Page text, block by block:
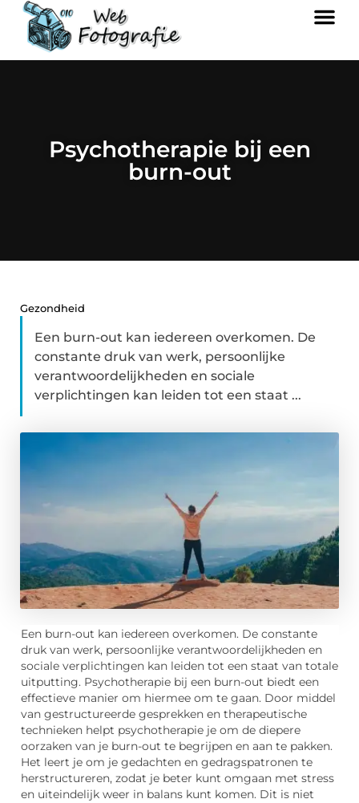
Psychotherapie bij een
burn-out
Gezondheid
Een burn-out kan iedereen overkomen. De
constante druk van werk, persoonlijke
verantwoordelijkheden en sociale
verplichtingen kan leiden tot een staat ...
Een burn-out kan iedereen overkomen. De constante
druk van werk, persoonlijke verantwoordelijkheden en
sociale verplichtingen kan leiden tot een staat van totale
uitputting. Psychotherapie bij een burn-out biedt een
effectieve manier om hiermee om te gaan. Door middel
van gestructureerde gesprekken en therapeutische
technieken helpt psychotherapie je om de diepere
oorzaken van je burn-out te begrijpen en aan te pakken.
Het leert je om je gedachten en gedragspatronen te
herstructureren, zodat je beter kunt omgaan met stress
en uiteindelijk weer in balans kunt komen. Dit is niet